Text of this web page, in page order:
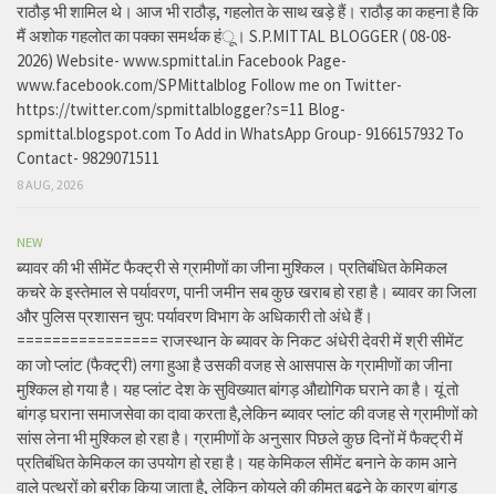
राठौड़ भी शामिल थे। आज भी राठौड़, गहलोत के साथ खड़े हैं। राठौड़ का कहना है कि
मैं अशोक गहलोत का पक्का समर्थक हंू। S.P.MITTAL BLOGGER ( 08-08-
2026) Website- www.spmittal.in Facebook Page-
www.facebook.com/SPMittalblog Follow me on Twitter-
https://twitter.com/spmittalblogger?s=11 Blog-
spmittal.blogspot.com To Add in WhatsApp Group- 9166157932 To
Contact- 9829071511
8 AUG, 2026
NEW
ब्यावर की भी सीमेंट फैक्ट्री से ग्रामीणों का जीना मुश्किल। प्रतिबंधित केमिकल
कचरे के इस्तेमाल से पर्यावरण, पानी जमीन सब कुछ खराब हो रहा है। ब्यावर का जिला
और पुलिस प्रशासन चुप: पर्यावरण विभाग के अधिकारी तो अंधे हैं।
================ राजस्थान के ब्यावर के निकट अंधेरी देवरी में श्री सीमेंट
का जो प्लांट (फैक्ट्री) लगा हुआ है उसकी वजह से आसपास के ग्रामीणों का जीना
मुश्किल हो गया है। यह प्लांट देश के सुविख्यात बांगड़ औद्योगिक घराने का है। यूं तो
बांगड़ घराना समाजसेवा का दावा करता है,लेकिन ब्यावर प्लांट की वजह से ग्रामीणों को
सांस लेना भी मुश्किल हो रहा है। ग्रामीणों के अनुसार पिछले कुछ दिनों में फैक्ट्री में
प्रतिबंधित केमिकल का उपयोग हो रहा है। यह केमिकल सीमेंट बनाने के काम आने
वाले पत्थरों को बरीक किया जाता है, लेकिन कोयले की कीमत बढ़ने के कारण बांगड़